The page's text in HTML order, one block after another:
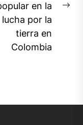
en la
lucha por la
tierra en
Colombia